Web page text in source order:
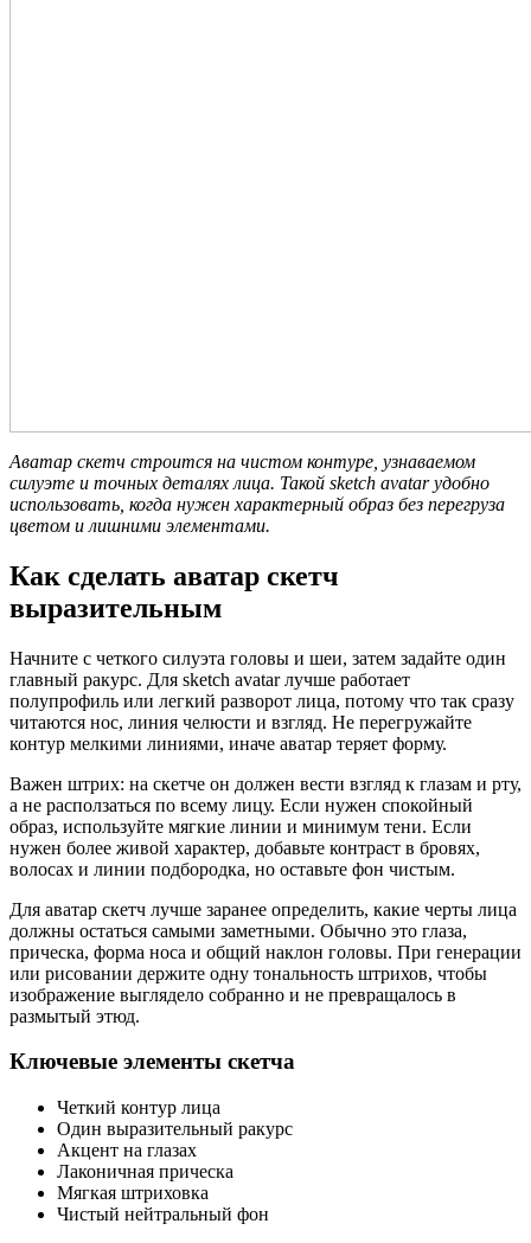
Аватар скетч строится на чистом контуре, узнаваемом
силуэте и точных деталях лица. Такой sketch avatar удобно
использовать, когда нужен характерный образ без перегруза
цветом и лишними элементами.
Как сделать аватар скетч
выразительным
Начните с четкого силуэта головы и шеи, затем задайте один
главный ракурс. Для sketch avatar лучше работает
полупрофиль или легкий разворот лица, потому что так сразу
читаются нос, линия челюсти и взгляд. Не перегружайте
контур мелкими линиями, иначе аватар теряет форму.
Важен штрих: на скетче он должен вести взгляд к глазам и рту,
а не расползаться по всему лицу. Если нужен спокойный
образ, используйте мягкие линии и минимум тени. Если
нужен более живой характер, добавьте контраст в бровях,
волосах и линии подбородка, но оставьте фон чистым.
Для аватар скетч лучше заранее определить, какие черты лица
должны остаться самыми заметными. Обычно это глаза,
прическа, форма носа и общий наклон головы. При генерации
или рисовании держите одну тональность штрихов, чтобы
изображение выглядело собранно и не превращалось в
размытый этюд.
Ключевые элементы скетча
Четкий контур лица
Один выразительный ракурс
Акцент на глазах
Лаконичная прическа
Мягкая штриховка
Чистый нейтральный фон